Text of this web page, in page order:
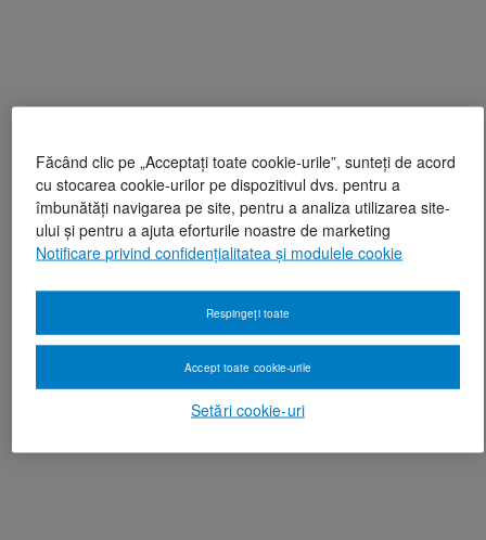
Făcând clic pe „Acceptați toate cookie-urile”, sunteți de acord
cu stocarea cookie-urilor pe dispozitivul dvs. pentru a
îmbunătăți navigarea pe site, pentru a analiza utilizarea site-
ului și pentru a ajuta eforturile noastre de marketing
Notificare privind confidențialitatea și modulele cookie
Setări cookie-uri
Respingeți toate
Accept toate cookie-urile